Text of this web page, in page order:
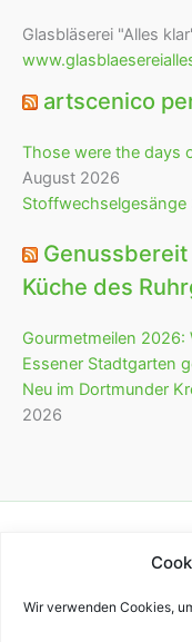
Wir verwenden Cookies,
Glasbläserei "Alles
artscenico
Those were the days
August 2026
Stoffwechselgesänge
Küche des
Gourmetmeilen 2026:
Essener Stadtgarten
Neu im Dortmunder
2026